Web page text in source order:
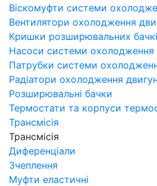
Віскомуфти системи
Вентилятори охолодження
Кришки розширювальних
Насоси системи охолодження
Патрубки системи
Радіатори охолодження
Розширювальні бачки
Термостати та корпуси
Трансмісія
Трансмісія
Диференціали
Зчеплення
Муфти еластичні